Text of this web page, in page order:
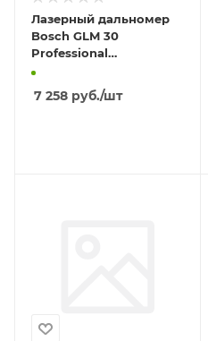
Лазерный дальномер
Bosch GLM 30
Professional
0.601.072.500
7 258 руб./шт